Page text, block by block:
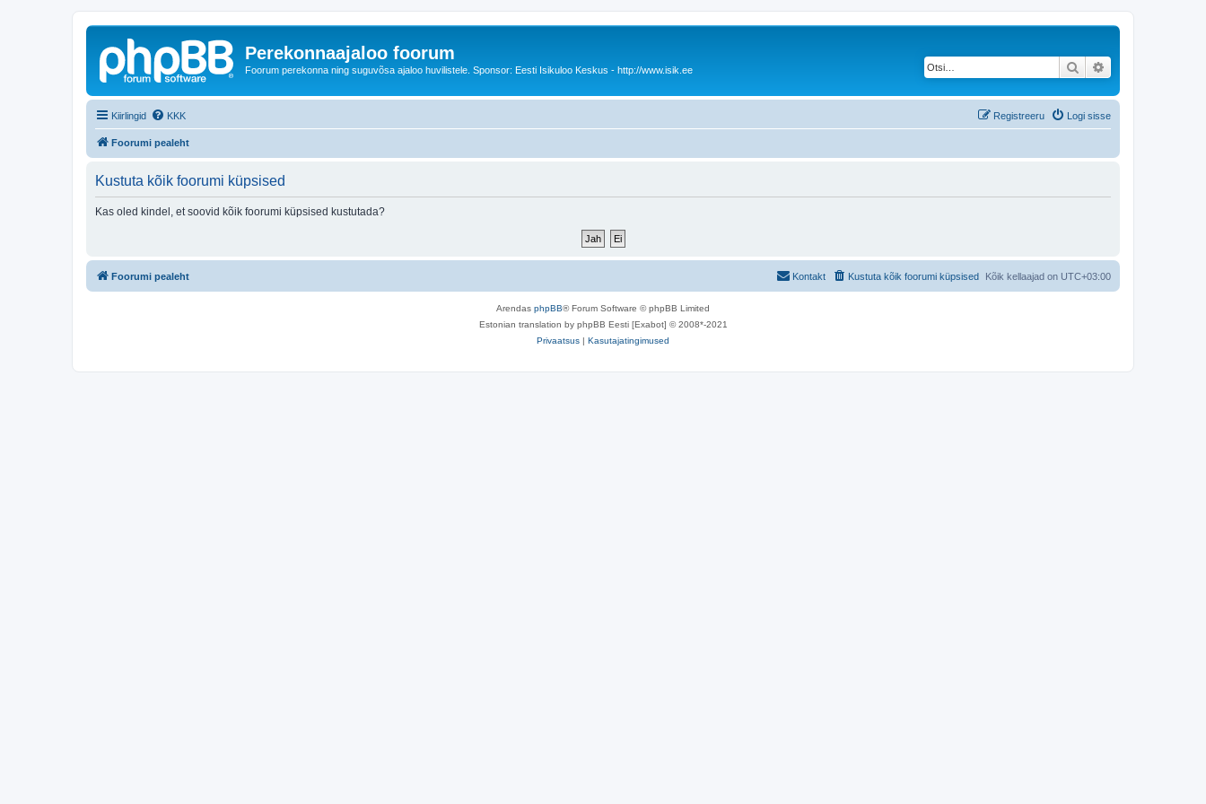
Perekonnaajaloo foorum
Foorum perekonna ning suguvõsa ajaloo huvilistele. Sponsor: Eesti Isikuloo Keskus - http://www.isik.ee Otsi
Kiirlingid KKK Logi sisse
Registreeru
Foorumi pealeht
Kustuta kõik foorumi küpsised
Kas oled kindel, et soovid kõik foorumi küpsised kustutada?
Foorumi pealeht Kõik kellaajad on UTC+03:00
Kustuta kõik foorumi küpsised
Kontakt
Arendas phpBB® Forum Software © phpBB Limited
Estonian translation by phpBB Eesti [Exabot] © 2008*-2021
Privaatsus | Kasutajatingimused